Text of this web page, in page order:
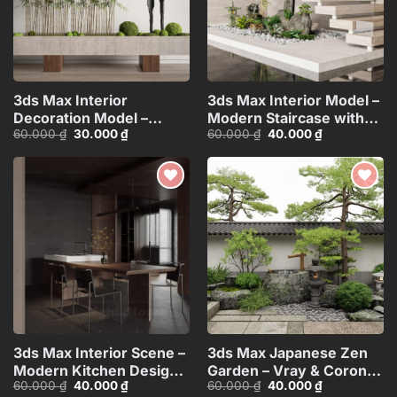
3ds Max Interior
Decoration Model –
Modern Bamboo Plant
Pot Vray Render_8242
60.000₫ Giá
30.000₫Giá
hiện
tại
là:
30.000 ₫.
3ds Max Interior Model –
Modern Staircase with
Indoor Garden Corona
Render_6859
60.000₫ Giá
là:
60.000 ₫.
40.000₫Giá
hiện
tại
là:
40.000 ₫.
Add to
wishlist
3ds Max Interior Scene –
Modern Kitchen Design
with Corona
60.000₫ Giá
40.000₫Giá
Add to
wishlist
3ds Max Japanese Zen
Garden – Vray & Corona
Landscape Scene_1279
60.000₫ Giá
40.000₫Giá